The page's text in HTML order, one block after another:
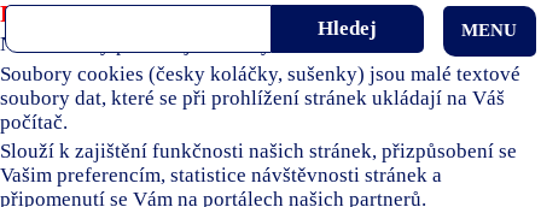
Používáme soubory cookies
Naše stránky používají soubory cookies.
Soubory cookies (česky koláčky, sušenky) jsou malé textové
soubory dat, které se při prohlížení stránek ukládají na Váš
počítač.
Slouží k zajištění funkčnosti našich stránek, přizpůsobení se
Vašim preferencím, statistice návštěvnosti stránek a
připomenutí se Vám na portálech našich partnerů.
MENU